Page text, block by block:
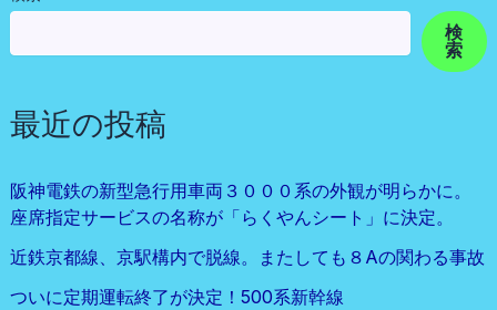
検
索
最近の投稿
阪神電鉄の新型急行用車両３０００系の外観が明らかに。
座席指定サービスの名称が「らくやんシート」に決定。
近鉄京都線、京駅構内で脱線。またしても８Aの関わる事故
ついに定期運転終了が決定！500系新幹線